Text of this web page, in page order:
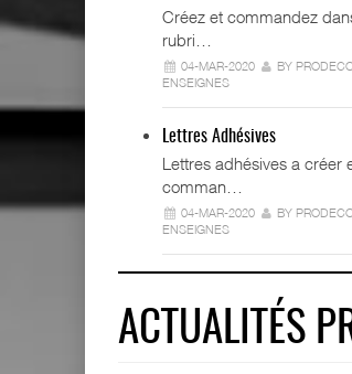
Créez et commandez
rubri…
04-MAR-2020
BY
ENSEIGNES
Lettres Adhésives
Lettres adhésives a créer
comman…
04-MAR-2020
BY
ENSEIGNES
ACTUALITÉS